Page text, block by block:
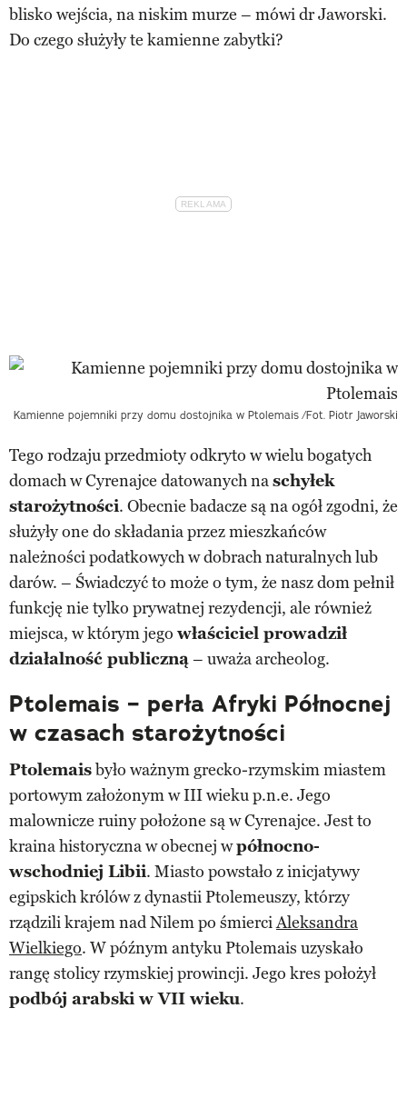
blisko wejścia, na niskim murze – mówi dr Jaworski.
Do czego służyły te kamienne zabytki?
Kamienne pojemniki przy domu dostojnika w Ptolemais /Fot. Piotr Jaworski
Tego rodzaju przedmioty odkryto w wielu bogatych
domach w Cyrenajce datowanych naschyłek
starożytności. Obecnie badacze są na ogół zgodni, że
służyły one do składania przez mieszkańców
należności podatkowych w dobrach naturalnych lub
darów. – Świadczyć to może o tym, że nasz dom pełnił
funkcję nie tylko prywatnej rezydencji, ale również
miejsca, w którym jego właściciel prowadził
działalność publiczną– uważa archeolog.
Ptolemais – perła Afryki Północnej
w czasach starożytności
Ptolemaisbyło ważnym grecko-rzymskim miastem
portowym założonym w III wieku p.n.e. Jego
malownicze ruiny położone są w Cyrenajce. Jest to
kraina historyczna w obecnej wpółnocno-
wschodniej Libii. Miasto powstało z inicjatywy
egipskich królów z dynastii Ptolemeuszy, którzy
rządzili krajem nad Nilem po śmierciAleksandra
Wielkiego. W późnym antyku Ptolemais uzyskało
rangę stolicy rzymskiej prowincji. Jego kres położył
podbój arabski w VII wieku.